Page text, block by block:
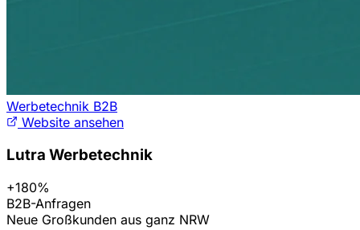
Werbetechnik B2B
Website ansehen
Lutra Werbetechnik
+180%
B2B-Anfragen
Neue Großkunden aus ganz NRW